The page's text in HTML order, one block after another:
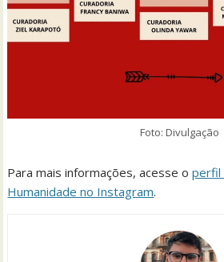
Foto: Divulgação
Para mais informações, acesse operfil
Humanidade no Instagram.